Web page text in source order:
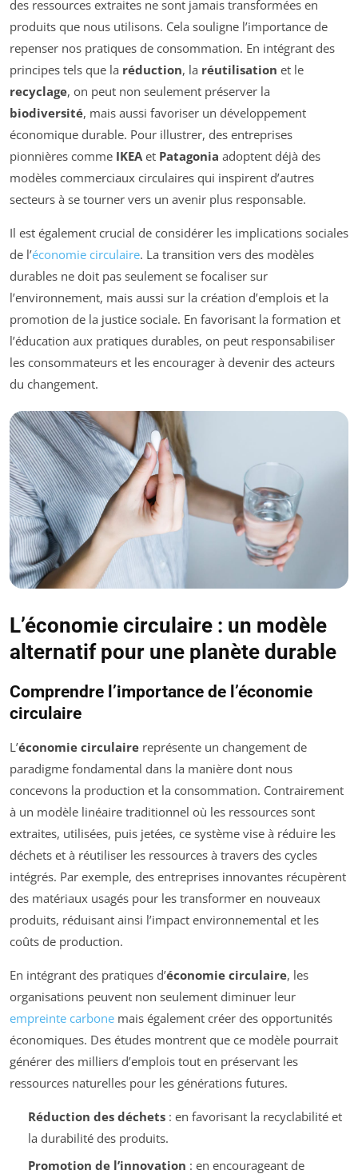
des ressources extraites ne sont jamais transformées en
produits que nous utilisons. Cela souligne l’importance de
repenser nos pratiques de consommation. En intégrant des
principes tels que la réduction, la réutilisation et le
recyclage, on peut non seulement préserver la
biodiversité, mais aussi favoriser un développement
économique durable. Pour illustrer, des entreprises
pionnières comme IKEAet Patagonia adoptent déjà des
modèles commerciaux circulaires qui inspirent d’autres
secteurs à se tourner vers un avenir plus responsable.
Il est également crucial de considérer les implications sociales
de l’économie circulaire. La transition vers des modèles
durables ne doit pas seulement se focaliser sur
l’environnement, mais aussi sur la création d’emplois et la
promotion de la justice sociale. En favorisant la formation et
l’éducation aux pratiques durables, on peut responsabiliser
les consommateurs et les encourager à devenir des acteurs
du changement.
L’économie circulaire : un modèle
alternatif pour une planète durable
Comprendre l’importance de l’économie
circulaire
L’économie circulaire représente un changement de
paradigme fondamental dans la manière dont nous
concevons la production et la consommation. Contrairement
à un modèle linéaire traditionnel où les ressources sont
extraites, utilisées, puis jetées, ce système vise à réduire les
déchets et à réutiliser les ressources à travers des cycles
intégrés. Par exemple, des entreprises innovantes récupèrent
des matériaux usagés pour les transformer en nouveaux
produits, réduisant ainsi l’impact environnemental et les
coûts de production.
En intégrant des pratiques d’économie circulaire, les
organisations peuvent non seulement diminuer leur
empreinte carbone mais également créer des opportunités
économiques. Des études montrent que ce modèle pourrait
générer des milliers d’emplois tout en préservant les
ressources naturelles pour les générations futures.
Réduction des déchets: en favorisant la recyclabilité et
la durabilité des produits.
Promotion de l’innovation : en encourageant de